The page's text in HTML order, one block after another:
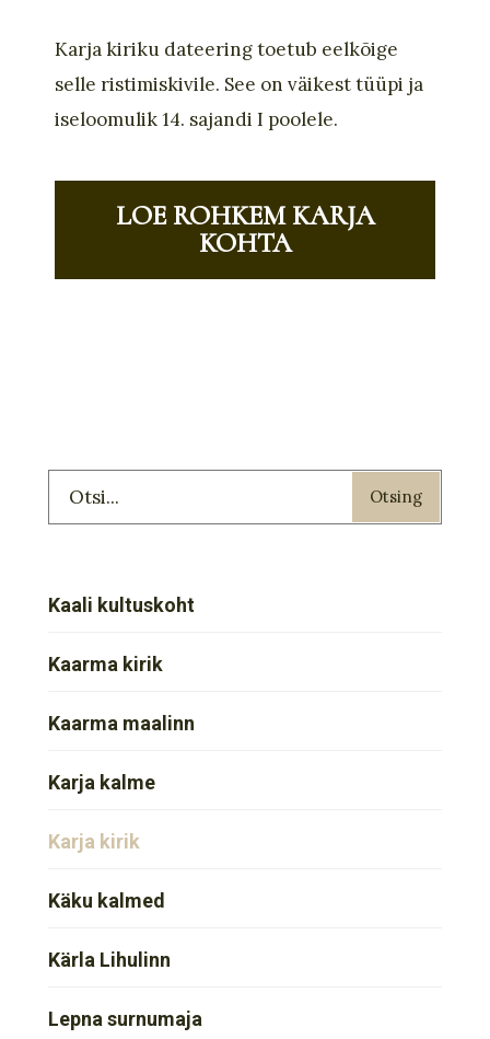
Karja kiriku dateering toetub eelkõige
selle ristimiskivile. See on väikest tüüpi ja
iseloomulik 14. sajandi I poolele.
LOE ROHKEM KARJA
KOHTA
Otsing
Kaali kultuskoht
Kaarma kirik
Kaarma maalinn
Karja kalme
Karja kirik
Käku kalmed
Kärla Lihulinn
Lepna surnumaja